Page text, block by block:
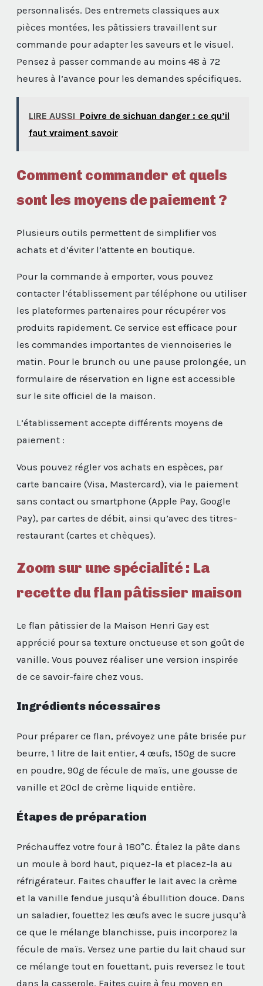
personnalisés. Des entremets classiques aux
pièces montées, les pâtissiers travaillent sur
commande pour adapter les saveurs et le visuel.
Pensez à passer commande au moins 48 à 72
heures à l’avance pour les demandes spécifiques.
LIRE AUSSI Poivre de sichuan danger : ce qu’il
faut vraiment savoir
Comment commander et quels
sont les moyens de paiement ?
Plusieurs outils permettent de simplifier vos
achats et d’éviter l’attente en boutique.
Pour la commande à emporter, vous pouvez
contacter l’établissement par téléphone ou utiliser
les plateformes partenaires pour récupérer vos
produits rapidement. Ce service est efficace pour
les commandes importantes de viennoiseries le
matin. Pour le brunch ou une pause prolongée, un
formulaire de réservation en ligne est accessible
sur le site officiel de la maison.
L’établissement accepte différents moyens de
paiement :
Vous pouvez régler vos achats en espèces, par
carte bancaire (Visa, Mastercard), via le paiement
sans contact ou smartphone (Apple Pay, Google
Pay), par cartes de débit, ainsi qu’avec des titres-
restaurant (cartes et chèques).
Zoom sur une spécialité : La
recette du flan pâtissier maison
Le flan pâtissier de la Maison Henri Gay est
apprécié pour sa texture onctueuse et son goût de
vanille. Vous pouvez réaliser une version inspirée
de ce savoir-faire chez vous.
Ingrédients nécessaires
Pour préparer ce flan, prévoyez une pâte brisée pur
beurre, 1 litre de lait entier, 4 œufs, 150g de sucre
en poudre, 90g de fécule de maïs, une gousse de
vanille et 20cl de crème liquide entière.
Étapes de préparation
Préchauffez votre four à 180°C. Étalez la pâte dans
un moule à bord haut, piquez-la et placez-la au
réfrigérateur. Faites chauffer le lait avec la crème
et la vanille fendue jusqu’à ébullition douce. Dans
un saladier, fouettez les œufs avec le sucre jusqu’à
ce que le mélange blanchisse, puis incorporez la
fécule de maïs. Versez une partie du lait chaud sur
ce mélange tout en fouettant, puis reversez le tout
dans la casserole. Faites cuire à feu moyen en